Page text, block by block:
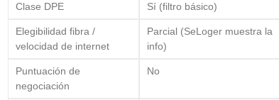
Clase DPE Sí (filtro básico)
Elegibilidad fibra /
velocidad de internet
Parcial (SeLoger muestra la
info)
Puntuación de
negociación
No